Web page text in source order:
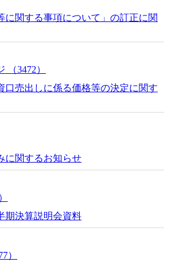
に関する事項について」の訂正に関
（3472）
口売出しに係る価格等の決定に関す
に関するお知らせ
期決算説明会資料
）